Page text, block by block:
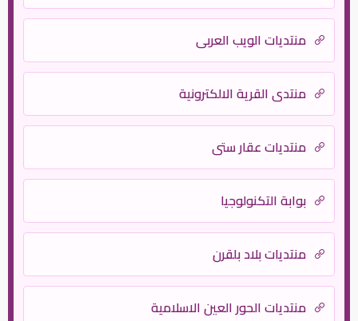
منتديات الويب العربي
منتدي القرية الالكترونية
منتديات عقار ستي
بوابة التكنولوجيا
منتديات بلاد بلقرن
منتديات الحور العين الاسلامية